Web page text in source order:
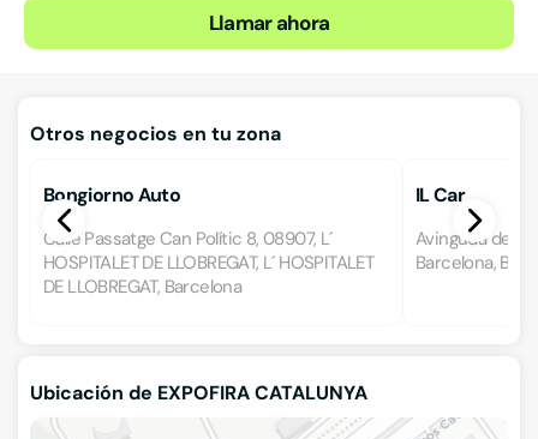
Llamar ahora
Otros negocios en tu zona
Bongiorno Auto
Calle Passatge Can Polític 8, 08907, L´
HOSPITALET DE LLOBREGAT, L´ HOSPITALET
DE LLOBREGAT, Barcelona
IL Car
Avinguda de
Barcelona,
Ubicación de EXPOFIRA CATALUNYA